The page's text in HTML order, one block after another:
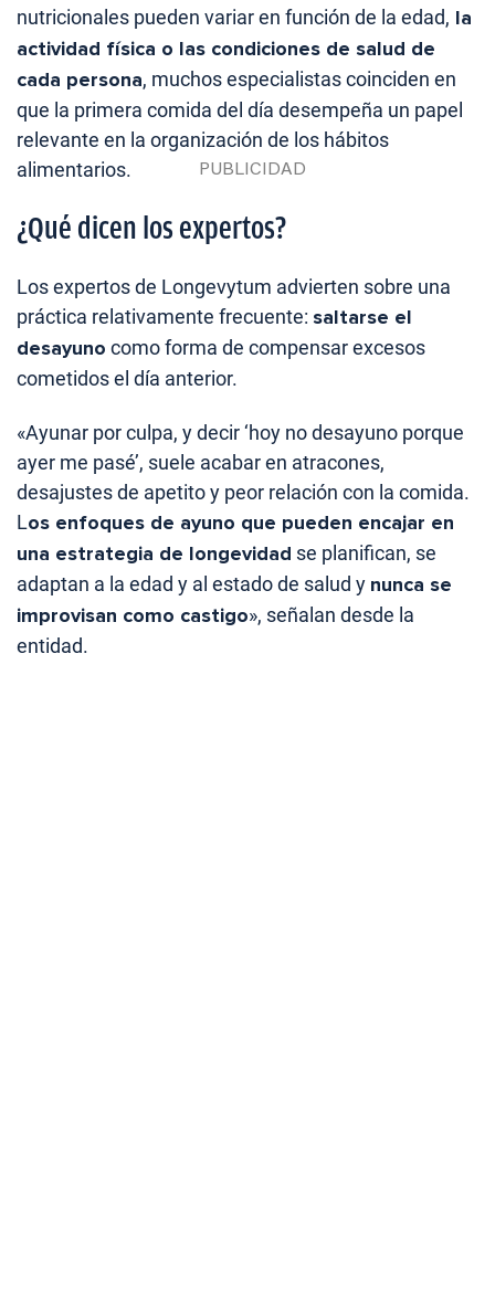
nutricionales pueden variar en función de la edad, la
actividad física o las condiciones de salud de
cada persona, muchos especialistas coinciden en
que la primera comida del día desempeña un papel
relevante en la organización de los hábitos
alimentarios.
¿Qué dicen los expertos?
Los expertos de Longevytum advierten sobre una
práctica relativamente frecuente: saltarse el
desayuno como forma de compensar excesos
cometidos el día anterior.
«Ayunar por culpa, y decir ‘hoy no desayuno porque
ayer me pasé’, suele acabar en atracones,
desajustes de apetito y peor relación con la comida.
Los enfoques de ayuno que pueden encajar en
una estrategia de longevidad se planifican, se
adaptan a la edad y al estado de salud y nunca se
improvisan como castigo», señalan desde la
entidad.